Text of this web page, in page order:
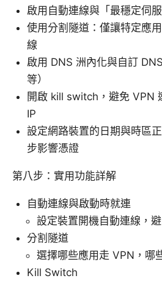
啟用自動連線與「最穩定伺
使用分割隧道：僅讓特定應
線
啟用 DNS 洲內化與自訂
等）
開啟 kill switch，避免 VPN
IP
設定網路裝置的日期與時區
步影響憑證
第八步：實用功能詳解
自動連線與啟動時就連
設定裝置開機自動連線，
分割隧道
選擇哪些應用走 VPN，哪
Kill Switch